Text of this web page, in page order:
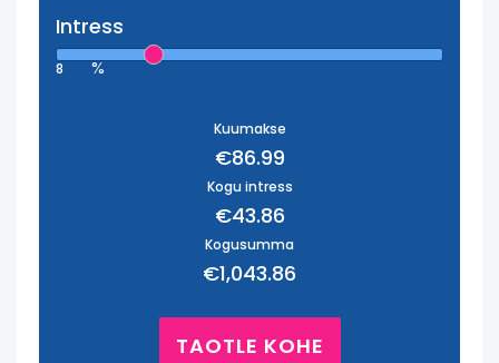
Intress
8 %
Kuumakse
€86.99
Kogu intress
€43.86
Kogusumma
€1,043.86
TAOTLE KOHE